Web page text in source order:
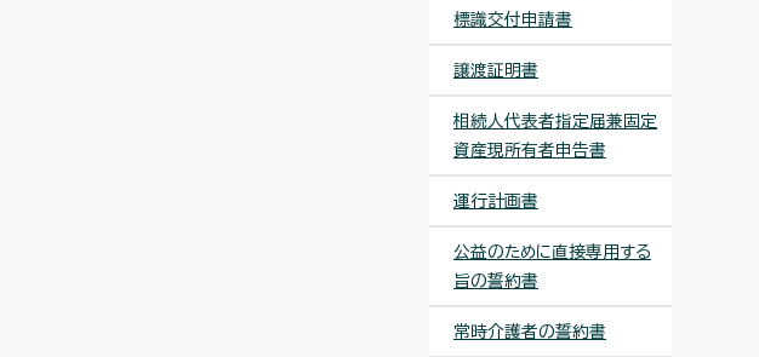
標識交付申請書
譲渡証明書
相続人代表者指定届兼固定
資産現所有者申告書
運行計画書
公益のために直接専用する
旨の誓約書
常時介護者の誓約書